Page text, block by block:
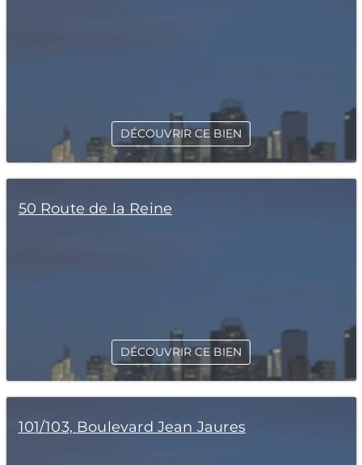
DÉCOUVRIR CE BIEN
50 Route de la Reine
DÉCOUVRIR CE BIEN
101/103, Boulevard Jean Jaures